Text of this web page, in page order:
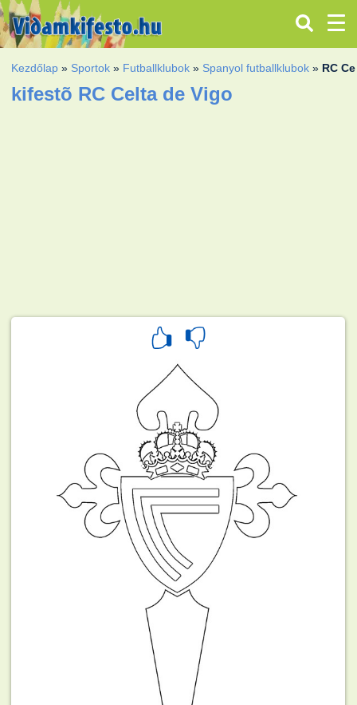
Kezdőlap » Sportok » Futballklubok » Spanyol futballklubok » RC
kifestõ RC Celta de Vigo